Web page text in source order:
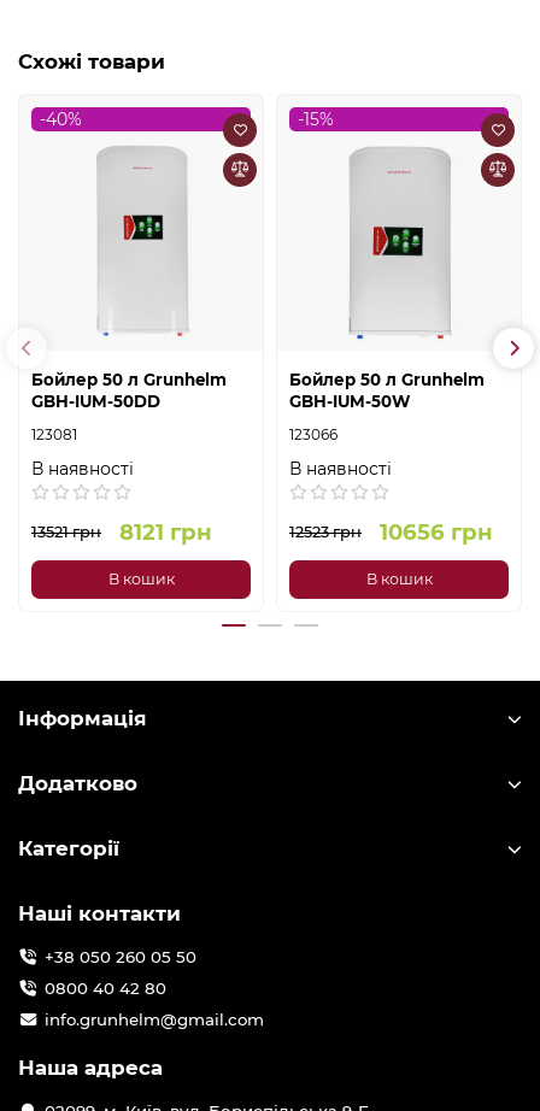
Схожі товари
-40%
Бойлер 50 л Grunhelm
GBH-IUM-50DD
123081
В наявності
13521 грн 8121 грн
В кошик
-15%
Бойлер 50 л Grunhelm
GBH-IUM-50W
123066
В наявності
12523 грн 10656 грн
В кошик
Інформація
Додатково
Категорії
Наші контакти
+38 050 260 05 50
0800 40 42 80
info.grunhelm@gmail.com
Наша адреса